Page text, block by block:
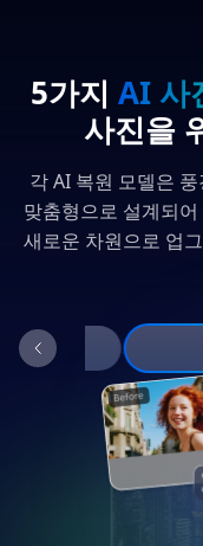
5가지 AI 사
사진을
각 AI 복원 모델은
맞춤형으로 설계되
새로운 차원으로 업